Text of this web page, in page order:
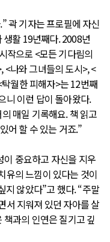
곽 기자는 프로필에 자신
생활 19년째다. 2008년
작으로 <모든 기다림의
<나와 그녀들의 도시>, <
월한 피해자>는 12번째
니 이런 답이 돌아왔다.
매일 기록해요. 책 읽고
어 할 수 있는 거죠.”
이 중요하고 자신을 지우
유의 느낌이 있다는 것이
지 않았다”고 했다. “주말
서 지워져 있던 자아를 살
과의 인연은 질기고 깊